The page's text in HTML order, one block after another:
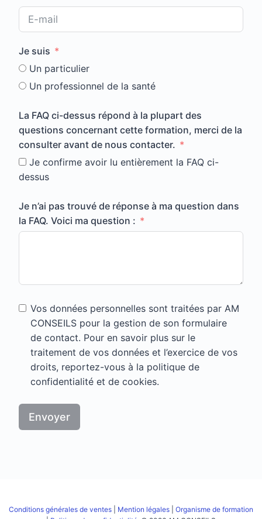
Je suis
Un particulier
Un professionnel de la santé
La FAQ ci-dessus répond à la plupart des
questions concernant cette formation, merci de la
consulter avant de nous contacter.
Je confirme avoir lu entièrement la FAQ ci-
dessus
Je n’ai pas trouvé de réponse à ma question dans
la FAQ. Voici ma question :
Vos données personnelles sont traitées par AM
CONSEILS pour la gestion de son formulaire
de contact. Pour en savoir plus sur le
traitement de vos données et l’exercice de vos
droits, reportez-vous à la politique de
confidentialité et de cookies.
Envoyer
Conditions générales de ventes Mention légales
Organisme de formation